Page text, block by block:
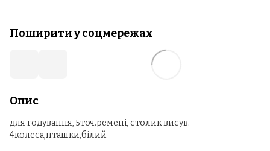
Поширити у соцмережах
Опис
для годування, 5точ.ремені, столик висув.
4колеса,пташки,білий